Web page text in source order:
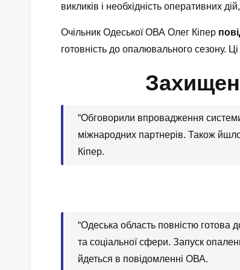
викликів і необхідність
Очільник Одеської ОВА Олег Кіпер
готовність до опалювального сезону.
“Обговорили впровадження
міжнародних партнерів. Також
Кіпер.
“Одеська область повністю готова
та соціальної сфери. Запуск
йдеться в повідомленні ОВА.